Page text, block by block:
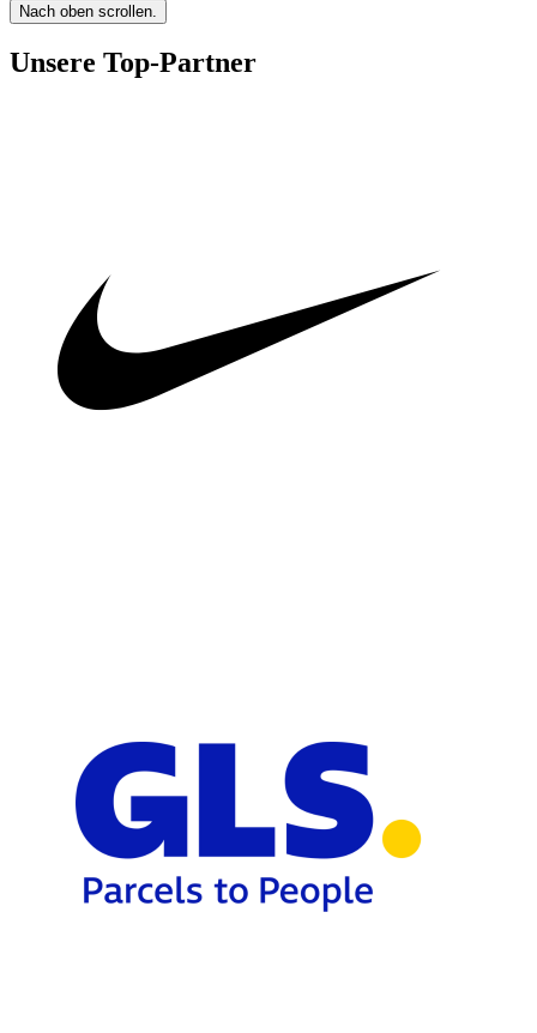
Nach oben scrollen.
Unsere Top-Partner